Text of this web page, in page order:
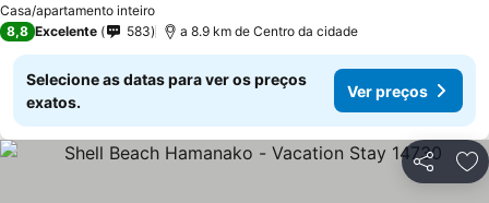
Casa/apartamento inteiro
8,8 Excelente 583 a 8.9 km de Centro da cidade
Selecione as datas para ver os preços
exatos.
Ver preços
Partilhar